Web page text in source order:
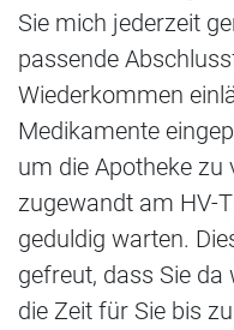
Sie mich jederzeit
passende
Wiederkommen
Medikamente
um die Apotheke zu
zugewandt am HV-
geduldig warten.
gefreut, dass Sie
die Zeit für Sie bis